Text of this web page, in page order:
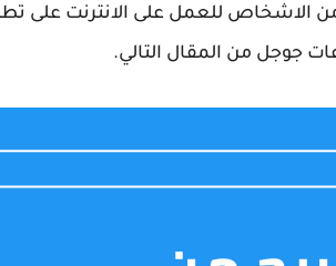
من الاشخاص للعمل على الانترنت على
جوجل من المقال التالي.